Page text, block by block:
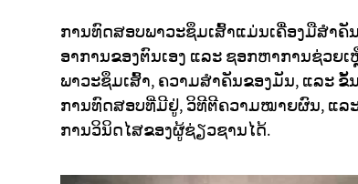
ການທົດສອບພາວະຊຶມເສົ້າແມ່ນເຄື່ອງມືສຳ
ອາການຂອງຕົນເອງ ແລະ ຊອກຫາການຊ່ວ
ພາວະຊຶມເສົ້າ, ຄວາມສຳຄັນຂອງມັນ, ແລະ ຂັ້
ການທົດສອບທີ່ມີຢູ່, ວິທີຕີຄວາມໝາຍຜົນ, ແລ
ການວິນິດໄສຂອງຜູ້ຊ່ຽວຊານໄດ້.